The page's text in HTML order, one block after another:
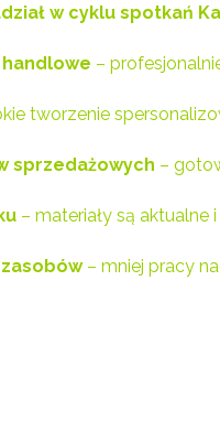
w cyklu spotkań
–
tworzenie
sprzedażowych –
– materiały są
– mniej pracy